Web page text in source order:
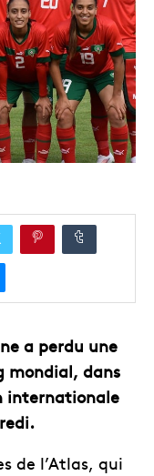
a perdu une
mondial, dans
internationale
de l’Atlas, qui